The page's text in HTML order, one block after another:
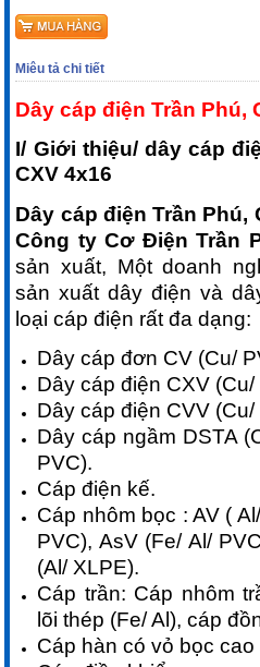
Miêu tả chi tiết
Dây cáp điện Trần Phú,
I/ Giới thiệu/ dây cáp
CXV 4x16
Dây cáp điện Trần Phú,
Công ty Cơ Điện Trần
sản xuất, Một doanh
sản xuất dây điện và
loại cáp điện rất đa dạng:
Dây cáp đơn CV (Cu/
Dây cáp điện CXV
Dây cáp điện CVV (Cu/
Dây cáp ngầm DSTA
PVC).
Cáp điện kế.
Cáp nhôm bọc : AV (
PVC), AsV (Fe/ Al/
(Al/ XLPE).
Cáp trần: Cáp nhôm
lõi thép (Fe/ Al), cáp
Cáp hàn có vỏ bọc cao